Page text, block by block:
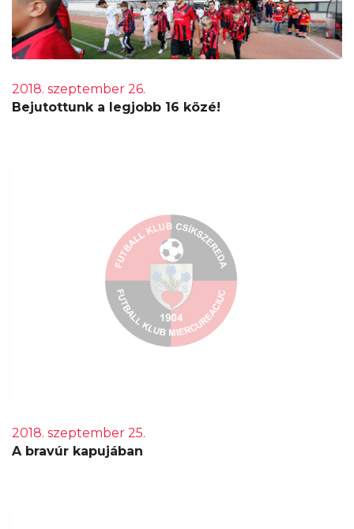
2018. szeptember 26.
Bejutottunk a legjobb 16 közé!
2018. szeptember 25.
A bravúr kapujában